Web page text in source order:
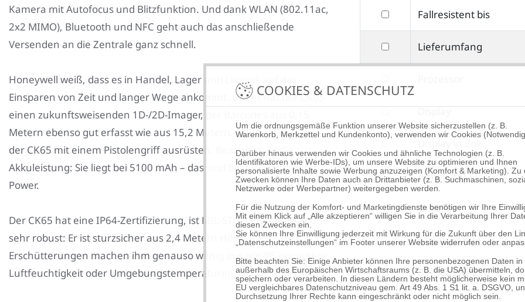
COOKIES & DATENSCHUTZ
Um die ordnungsgemäße Funktion unserer Website sicherzustellen (z. B.
Warenkorb, Merkzettel und Kundenkonto), verwenden wir Cookies
Darüber hinaus verwenden wir Cookies und ähnliche Technologien (z. B.
Identifikatoren wie Werbe-IDs), um unsere Website zu optimieren und Ihnen
personalisierte Inhalte sowie Werbung anzuzeigen (Komfort & Marketing). Zu
Zwecken können Ihre Daten auch an Drittanbieter (z. B. Suchmaschinen,
Netzwerke oder Werbepartner) weitergegeben werden.
Für die Nutzung der Komfort- und Marketingdienste benötigen wir Ihre
Mit einem Klick auf „Alle akzeptieren“ willigen Sie in die Verarbeitung Ihrer
diesen Zwecken ein.
Sie können Ihre Einwilligung jederzeit mit Wirkung für die Zukunft über den
„Datenschutzeinstellungen“ im Footer unserer Website widerrufen oder
Bitte beachten Sie: Einige Anbieter können Ihre personenbezogenen Daten
außerhalb des Europäischen Wirtschaftsraums (z. B. die USA) übermitteln,
speichern oder verarbeiten. In diesen Ländern besteht möglicherweise kein
EU vergleichbares Datenschutzniveau gem. Art 49 Abs. 1 S1 lit. a. DSGVO,
Durchsetzung Ihrer Rechte kann eingeschränkt oder nicht möglich sein.
Kamera mit Autofocus und Blitzfunktion. Und dank WLAN (802.11ac,
2x2 MIMO), Bluetooth und NFC geht auch das anschließende
Versenden an die Zentrale ganz schnell.
Honeywell weiß, dass es in Handel, Lager und Logistik auf das
Einsparen von Zeit und langer Wege ankommt. Daher hat der CK65
einen zukunftsweisenden 1D-/2D-Imager, der Barcodes aus 0,15
Metern ebenso gut erfasst wie aus 15,2 Metern. Optional lässt sich
der CK65 mit einem Pistolengriff ausrüsten. Beachtlich ist die
Akkuleistung: Sie liegt bei 5100 mAh – das sind bis zu 18 Stunden
Power.
Der CK65 hat eine IP64-Zertifizierung, ist MIL-STD 810G getestet und
sehr robust: Er ist sturzsicher aus 2,4 Metern Höhe,
Erschütterungen machen ihm genauso wenig aus wie 95-prozentige
Luftfeuchtigkeit oder Umgebungstemperaturen von -20°C bis 50°C.
Schutzklasse
filtern
nach
Fallresistent
bis
Fallresistent bis
filtern
nach
Lieferumfang
nach
filtern
nach
Display
filtern
nach
Display
in
Zoll
filtern
nach
Auflösung
Auflösung
filtern
nach
Tastatur
Tastatur
filtern
nach
Tastenanzahl
Tastenanzahl
filtern
nach
Betriebssystem